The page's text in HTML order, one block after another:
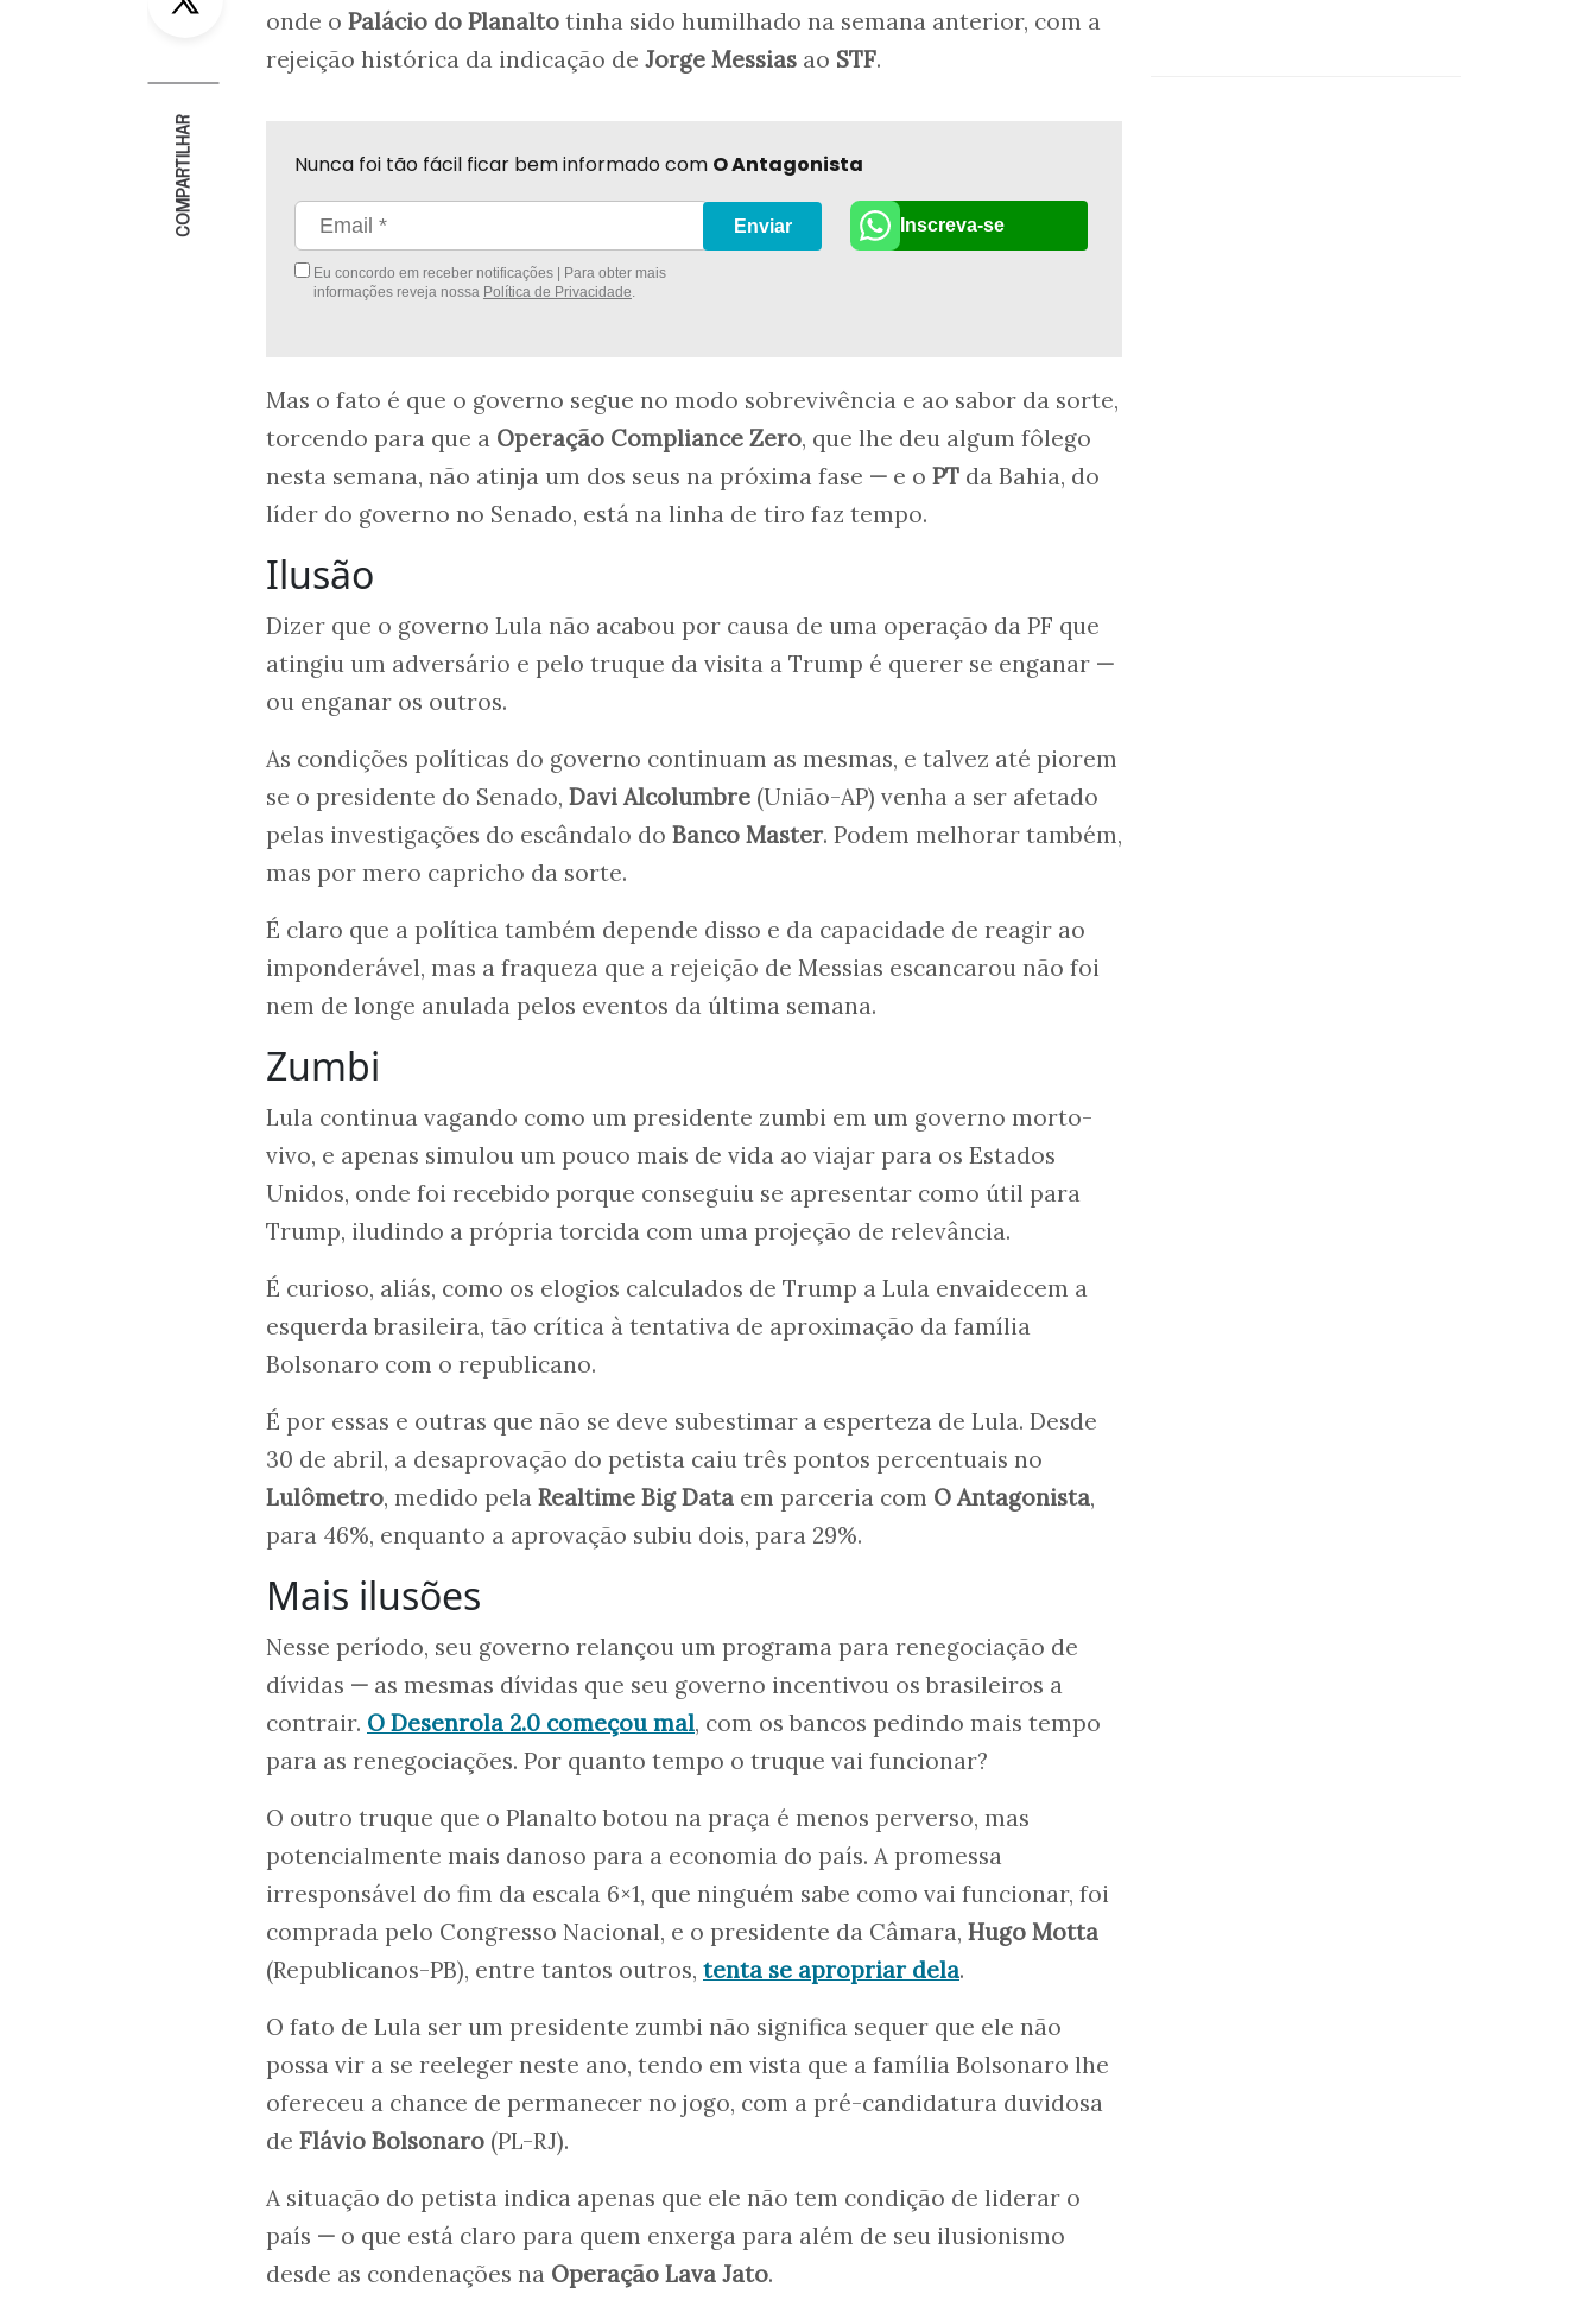
COMPARTILHAR
onde o Palácio do Planalto tinha sido humilhado na semana anterior, com a
rejeição histórica da indicação de Jorge Messias ao STF.
Nunca foi tão fácil ficar bem informado com O Antagonista
Eu concordo em receber notificações | Para obter mais
informações reveja nossa Política de Privacidade.
Enviar Inscreva-se
Mas o fato é que o governo segue no modo sobrevivência e ao sabor da sorte,
torcendo para que a Operação Compliance Zero, que lhe deu algum fôlego
nesta semana, não atinja um dos seus na próxima fase — e o PT da Bahia, do
líder do governo no Senado, está na linha de tiro faz tempo.
Ilusão
Dizer que o governo Lula não acabou por causa de uma operação da PF que
atingiu um adversário e pelo truque da visita a Trump é querer se enganar —
ou enganar os outros.
As condições políticas do governo continuam as mesmas, e talvez até piorem
se o presidente do Senado, Davi Alcolumbre (União-AP) venha a ser afetado
pelas investigações do escândalo do Banco Master. Podem melhorar também,
mas por mero capricho da sorte.
É claro que a política também depende disso e da capacidade de reagir ao
imponderável, mas a fraqueza que a rejeição de Messias escancarou não foi
nem de longe anulada pelos eventos da última semana.
Zumbi
Lula continua vagando como um presidente zumbi em um governo morto-
vivo, e apenas simulou um pouco mais de vida ao viajar para os Estados
Unidos, onde foi recebido porque conseguiu se apresentar como útil para
Trump, iludindo a própria torcida com uma projeção de relevância.
É curioso, aliás, como os elogios calculados de Trump a Lula envaidecem a
esquerda brasileira, tão crítica à tentativa de aproximação da família
Bolsonaro com o republicano.
É por essas e outras que não se deve subestimar a esperteza de Lula. Desde
30 de abril, a desaprovação do petista caiu três pontos percentuais no
Lulômetro, medido pela Realtime Big Data em parceria com O Antagonista,
para 46%, enquanto a aprovação subiu dois, para 29%.
Mais ilusões
Nesse período, seu governo relançou um programa para renegociação de
dívidas — as mesmas dívidas que seu governo incentivou os brasileiros a
contrair. O Desenrola 2.0 começou mal, com os bancos pedindo mais tempo
para as renegociações. Por quanto tempo o truque vai funcionar?
O outro truque que o Planalto botou na praça é menos perverso, mas
potencialmente mais danoso para a economia do país. A promessa
irresponsável do fim da escala 6×1, que ninguém sabe como vai funcionar, foi
comprada pelo Congresso Nacional, e o presidente da Câmara, Hugo Motta
(Republicanos-PB), entre tantos outros, tenta se apropriar dela.
O fato de Lula ser um presidente zumbi não significa sequer que ele não
possa vir a se reeleger neste ano, tendo em vista que a família Bolsonaro lhe
ofereceu a chance de permanecer no jogo, com a pré-candidatura duvidosa
de Flávio Bolsonaro (PL-RJ).
A situação do petista indica apenas que ele não tem condição de liderar o
país — o que está claro para quem enxerga para além de seu ilusionismo
desde as condenações na Operação Lava Jato.